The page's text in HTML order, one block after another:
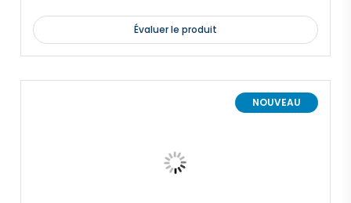
Évaluer le produit
NOUVEAU